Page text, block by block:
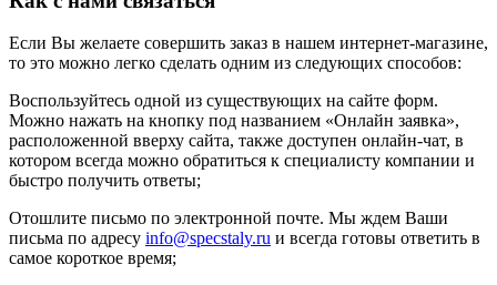
Если Вы желаете совершить заказ в нашем интернет-магазине,
то это можно легко сделать одним из следующих способов:
Воспользуйтесь одной из существующих на сайте форм.
Можно нажать на кнопку под названием «Онлайн заявка»,
расположенной вверху сайта, также доступен онлайн-чат, в
котором всегда можно обратиться к специалисту компании и
быстро получить ответы;
Отошлите письмо по электронной почте. Мы ждем Ваши
письма по адресу info@specstaly.ru и всегда готовы ответить в
самое короткое время;